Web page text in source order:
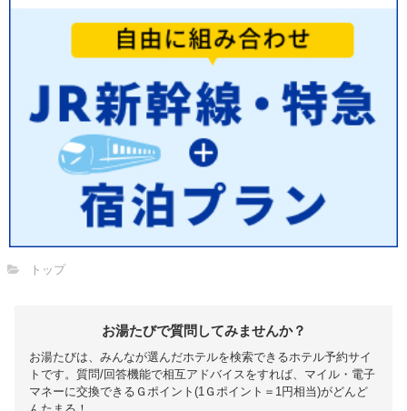
トップ
お湯たびで質問してみませんか？
お湯たびは、みんなが選んだホテルを検索できるホテル予約サイ
トです。質問/回答機能で相互アドバイスをすれば、マイル・電子
マネーに交換できるＧポイント(1Ｇポイント＝1円相当)がどんど